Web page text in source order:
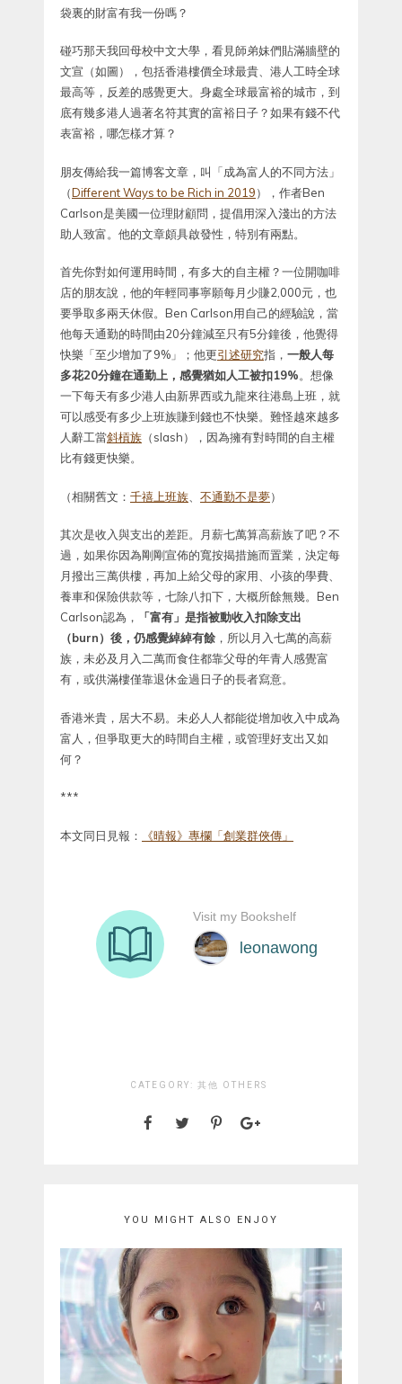
袋裏的財富有我一份嗎？
碰巧那天我回母校中文大學，看見師弟妹們貼滿牆壁的
文宣（如圖），包括香港樓價全球最貴、港人工時全球
最高等，反差的感覺更大。身處全球最富裕的城市，到
底有幾多港人過著名符其實的富裕日子？如果有錢不代
表富裕，哪怎樣才算？
朋友傳給我一篇博客文章，叫「成為富人的不同方法」
（Different Ways to be Rich in 2019），作者Ben
Carlson是美國一位理財顧問，提倡用深入淺出的方法
助人致富。他的文章頗具啟發性，特別有兩點。
首先你對如何運用時間，有多大的自主權？一位開咖啡
店的朋友說，他的年輕同事寧願每月少賺2,000元，也
要爭取多兩天休假。Ben Carlson用自己的經驗說，當
他每天通勤的時間由20分鐘減至只有5分鐘後，他覺得
快樂「至少增加了9%」；他更引述研究指， 一般人每
多花20分鐘在通勤上，感覺猶如人工被扣19%。想像
一下每天有多少港人由新界西或九龍來往港島上班，就
可以感受有多少上班族賺到錢也不快樂。難怪越來越多
人辭工當斜槓族 （slash），因為擁有對時間的自主權
比有錢更快樂。
（相關舊文： 千禧上班族 不通勤不是夢）
其次是收入與支出的差距。月薪七萬算高薪族了吧？不
過，如果你因為剛剛宣佈的寬按揭措施而置業，決定每
月撥出三萬供樓，再加上給父母的家用、小孩的學費、
養車和保險供款等，七除八扣下，大概所餘無幾。Ben
Carlson認為，
「富有」是指被動收入扣除支出
（burn）後，仍感覺綽綽有餘 ，所以月入七萬的高薪
族，未必及月入二萬而食住都靠父母的年青人感覺富
有，或供滿樓僅靠退休金過日子的長者寫意。
香港米貴，居大不易。未必人人都能從增加收入中成為
富人，但爭取更大的時間自主權，或管理好支出又如
何？
***
本文同日見報： 《晴報》專欄「創業群俠傳」
CATEGORY: 其他 OTHERS
YOU MIGHT ALSO ENJOY